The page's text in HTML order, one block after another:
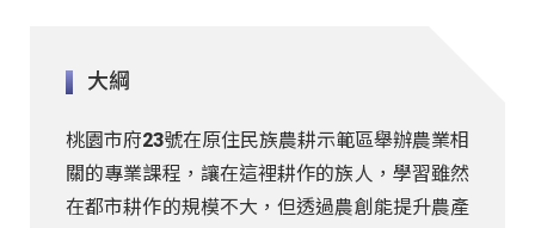
大綱
桃園市府23號在原住民族農耕示範區舉辦農業相
關的專業課程，讓在這裡耕作的族人，學習雖然
在都市耕作的規模不大，但透過農創能提升農產